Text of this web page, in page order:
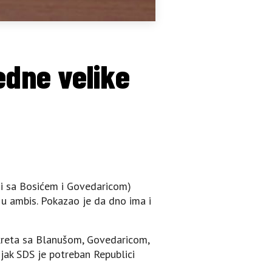
velike
Bosićem i Govedaricom)
ambis. Pokazao je da dno ima i
sa Blanušom, Govedaricom,
SDS je potreban Republici